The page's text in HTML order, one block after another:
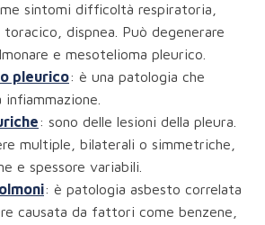
sintomi difficoltà respiratoria,
dispnea. Può degenerare
e mesotelioma pleurico.
pleurico: è una patologia che
: sono delle lesioni della pleura.
multiple, bilaterali o simmetriche,
e spessore variabili.
: è patologia asbesto correlata
causata da fattori come benzene,